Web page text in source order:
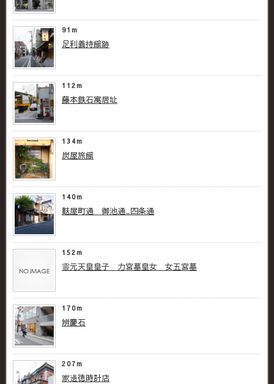
91m
足利義持館跡
112m
藤本鉄石寓居址
134m
炭屋旅館
140m
麩屋町通 御池通_四条通
152m
靈元天皇皇子 力宮墓 皇女 女五宮墓
170m
辨慶石
207m
家邊徳時計店